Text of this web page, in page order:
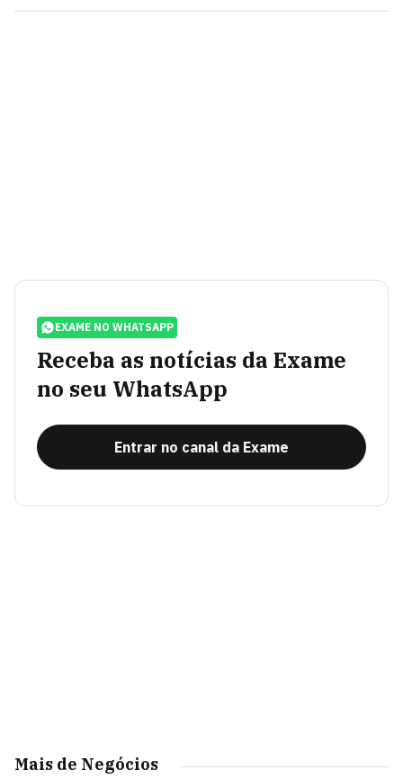
EXAME NO WHATSAPP
Receba as notícias da Exame
no seu WhatsApp
Entrar no canal da Exame
Mais de Negócios